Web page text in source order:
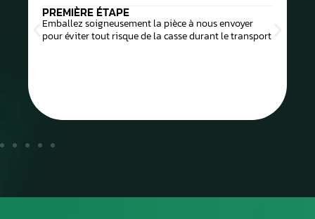
PREMIÈRE ÉTAPE
Emballez soigneusement la pièce à nous envoyer
pour éviter tout risque de la casse durant le transport